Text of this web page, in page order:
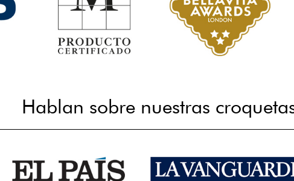
Hablan sobre nuestras